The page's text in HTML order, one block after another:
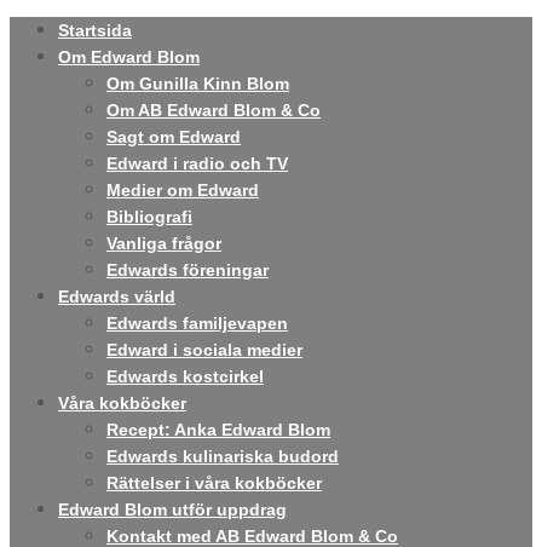
Startsida
Om Edward Blom
Om Gunilla Kinn Blom
Om AB Edward Blom & Co
Sagt om Edward
Edward i radio och TV
Medier om Edward
Bibliografi
Vanliga frågor
Edwards föreningar
Edwards värld
Edwards familjevapen
Edward i sociala medier
Edwards kostcirkel
Våra kokböcker
Recept: Anka Edward Blom
Edwards kulinariska budord
Rättelser i våra kokböcker
Edward Blom utför uppdrag
Kontakt med AB Edward Blom & Co